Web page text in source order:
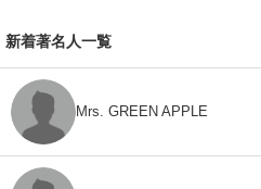
新着著名人一覧
Mrs. GREEN APPLE